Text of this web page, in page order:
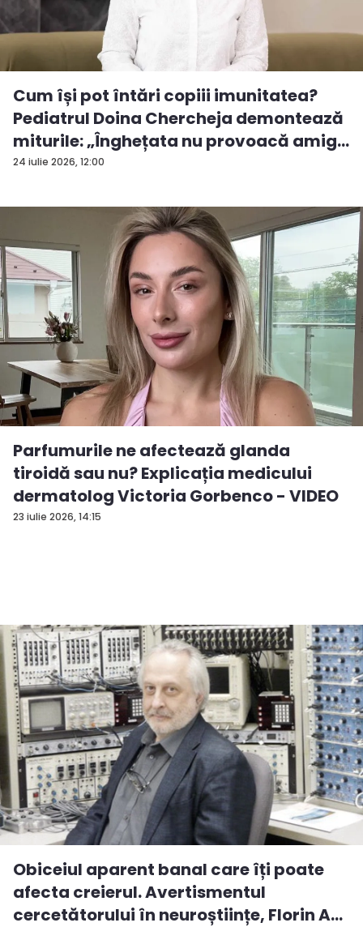
24 iulie 2026, 12:00
Cum își pot întări copiii imunitatea?
Pediatrul Doina Chercheja demontează
miturile: „Înghețata nu provoacă amig...
23 iulie 2026, 14:15
Parfumurile ne afectează glanda
tiroidă sau nu? Explicația medicului
dermatolog Victoria Gorbenco - VIDEO
Obiceiul aparent banal care îți poate
afecta creierul. Avertismentul
cercetătorului în neuroștiințe, Florin A...